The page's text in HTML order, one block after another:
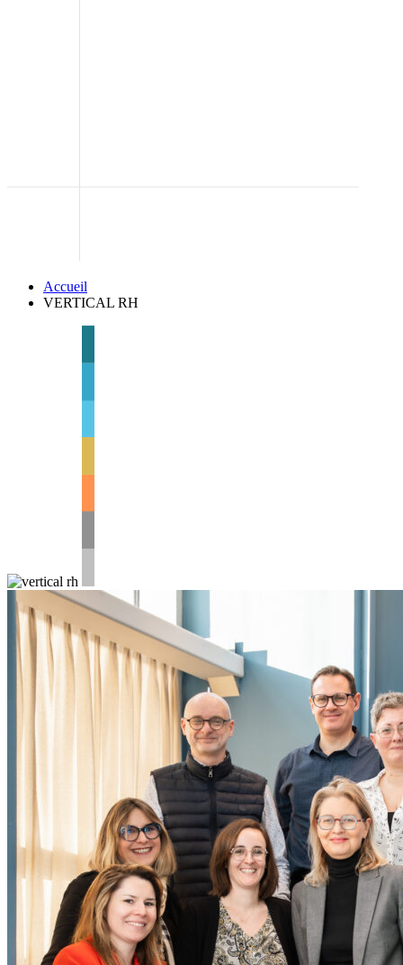
Accueil
VERTICAL RH